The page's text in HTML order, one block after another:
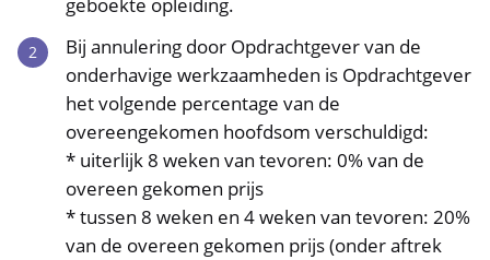
Bij annulering door Opdrachtgever van de
onderhavige werkzaamheden is Opdrachtgever
het volgende percentage van de
overeengekomen hoofdsom verschuldigd:
* uiterlijk 8 weken van tevoren: 0% van de
overeen gekomen prijs
* tussen 8 weken en 4 weken van tevoren: 20%
van de overeen gekomen prijs (onder aftrek